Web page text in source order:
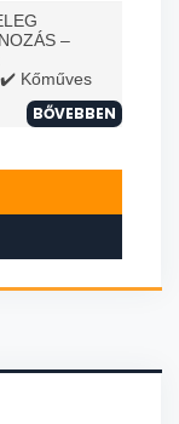
–
Kőműves
BŐVEBBEN